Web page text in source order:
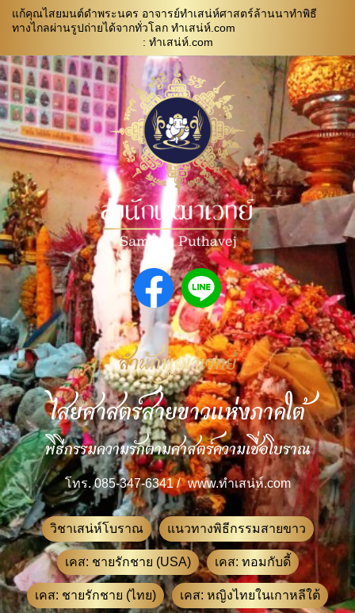
แก้คุณไสยมนต์ดำพระนคร อาจารย์ทำเสน่ห์ศาสตร์ล้านนาทำพิธี
ทางไกลผ่านรูปถ่ายได้จากทั่วโลก ทำเสน่ห์.com
: ทําเสน่ห์.com
สำนักพุฒาเวทย์
ไสยศาสตร์สายขาวแห่งภาคใต้
พิธีกรรมความรักตามศาสตร์ความเชื่อโบราณ
โทร. 085-347-6341 / www.ทําเสน่ห์.com
วิชาเสน่ห์โบราณ แนวทางพิธีกรรมสายขาว
เคส: ชายรักชาย (USA) เคส: ทอมกับดี้
เคส: ชายรักชาย (ไทย) เคส: หญิงไทยในเกาหลีใต้